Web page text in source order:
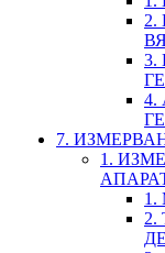
3.
4.
7.
1.